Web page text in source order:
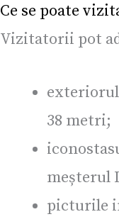
Ce se poate
Vizitatorii pot
38 metri;
meșterul
picturile